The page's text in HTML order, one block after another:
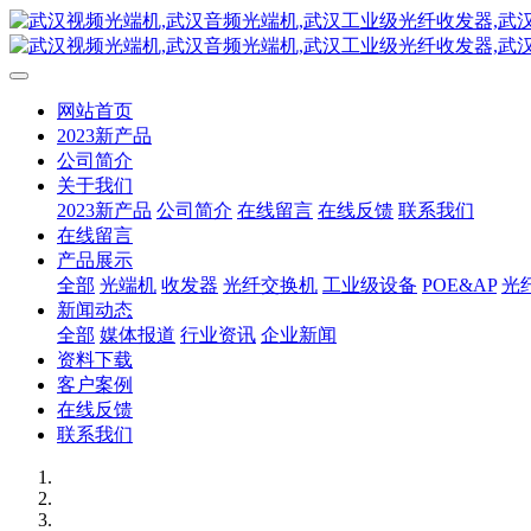
网站首页
2023新产品
公司简介
关于我们
2023新产品 公司简介 在线留言 在线反馈 联系我们
在线留言
产品展示
全部 光端机 收发器 光纤交换机 工业级设备 POE&AP 光
新闻动态
全部 媒体报道 行业资讯 企业新闻
资料下载
客户案例
在线反馈
联系我们